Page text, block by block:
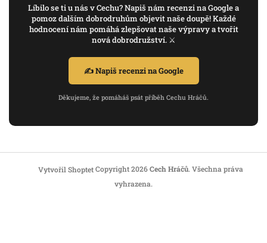
Líbilo se ti u nás v Cechu? Napiš nám recenzi na Google a
pomoz dalším dobrodruhům objevit naše doupě! Každé
hodnocení nám pomáhá zlepšovat naše výpravy a tvořit
nová dobrodružství. ⚔️
✍️ Napiš recenzi na Google
Děkujeme, že pomáháš psát příběh Cechu Hráčů.
Vytvořil Shoptet Copyright 2026Cech Hráčů. Všechna práva
vyhrazena.